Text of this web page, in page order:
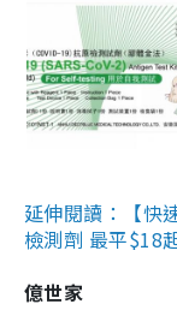
延伸閱讀：【快
檢測劑 最平$18
億世家